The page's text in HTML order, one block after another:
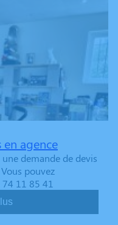
agence
demande de devis
pouvez
11 85 41